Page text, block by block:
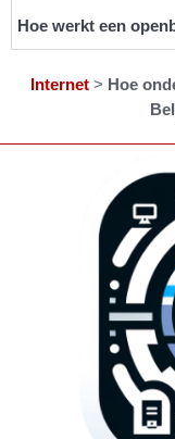
Hoe werkt een
Internet > Hoe